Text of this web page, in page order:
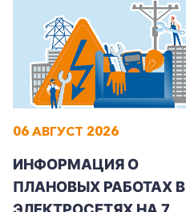
06 АВГУСТ 2026
ИНФОРМАЦИЯ О
ПЛАНОВЫХ РАБОТАХ В